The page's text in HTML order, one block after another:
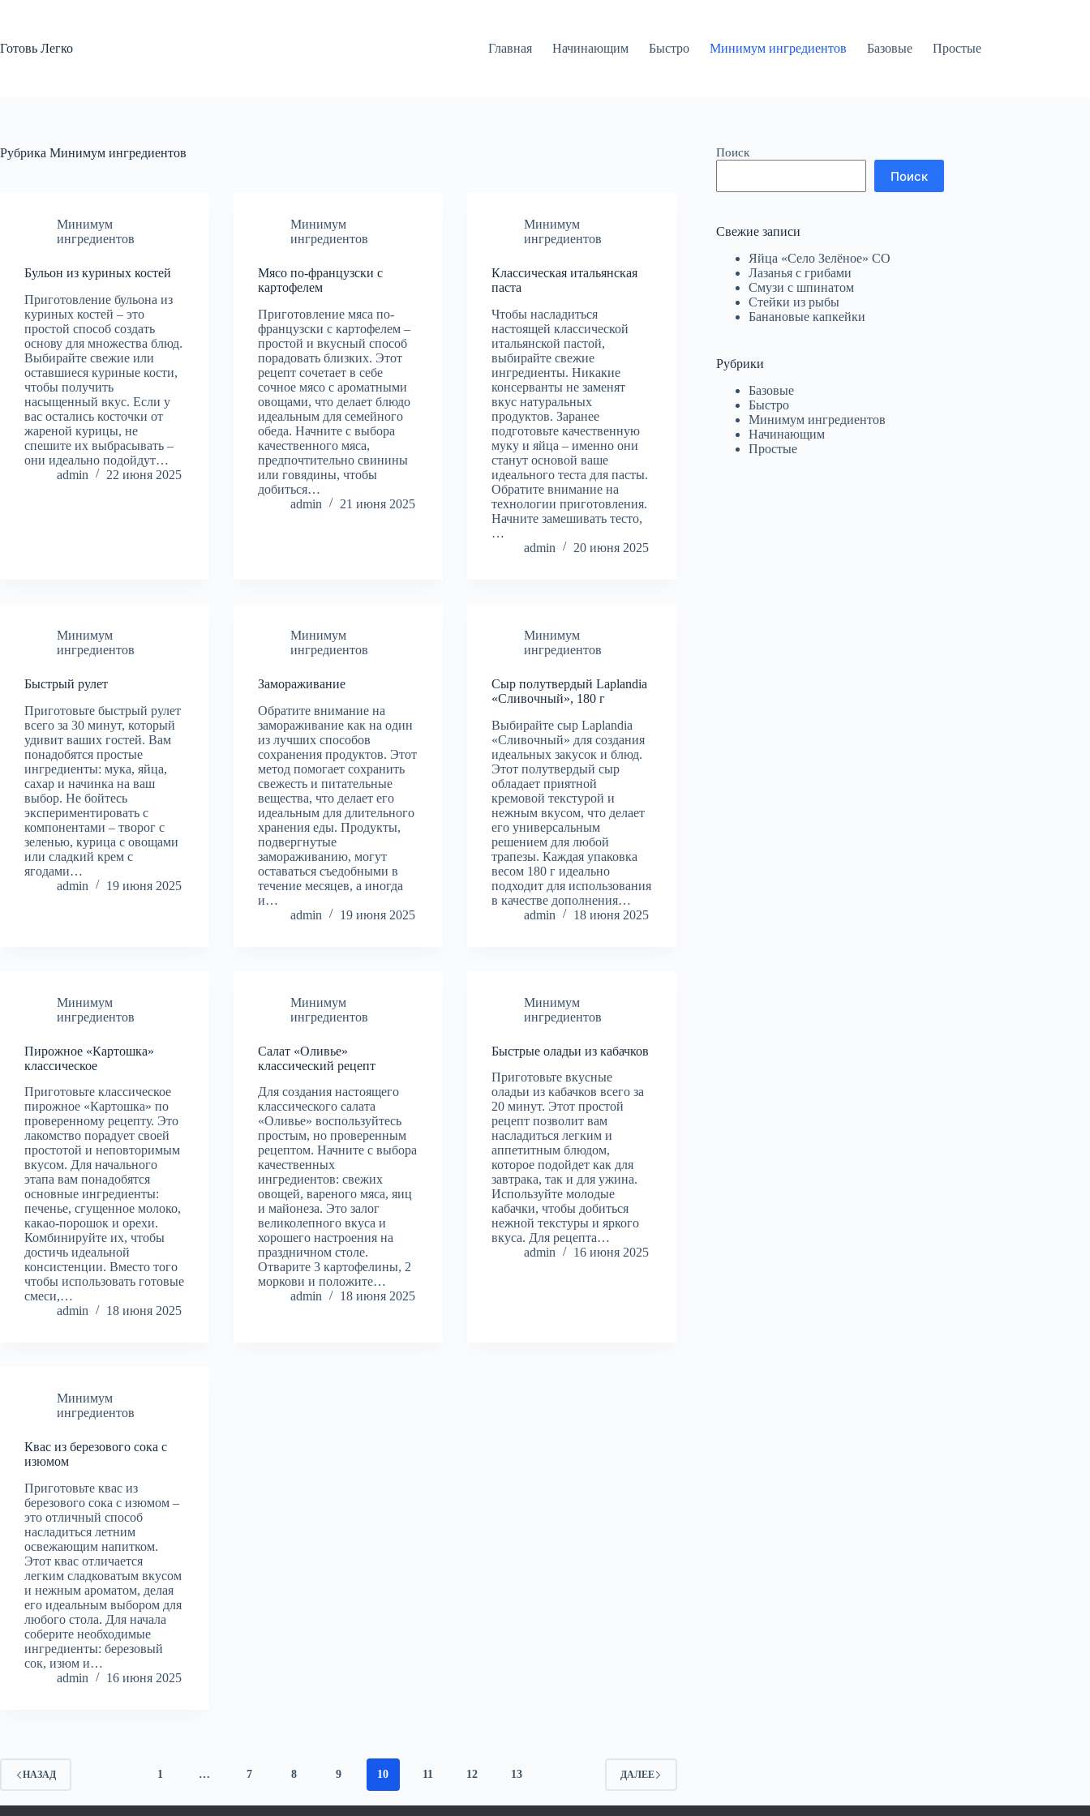
Готовь Легко
Главная Начинающим Быстро Минимум ингредиентов Базовые Простые
Рубрика Минимум ингредиентов
Минимум
ингредиентов
Бульон из куриных костей
Приготовление бульона из
куриных костей – это
простой способ создать
основу для множества блюд.
Выбирайте свежие или
оставшиеся куриные кости,
чтобы получить
насыщенный вкус. Если у
вас остались косточки от
жареной курицы, не
спешите их выбрасывать –
они идеально подойдут…
admin
22 июня 2025
Минимум
ингредиентов
Мясо по-французски с
картофелем
Приготовление мяса по-
французски с картофелем –
простой и вкусный способ
порадовать близких. Этот
рецепт сочетает в себе
сочное мясо с ароматными
овощами, что делает блюдо
идеальным для семейного
обеда. Начните с выбора
качественного мяса,
предпочтительно свинины
или говядины, чтобы
добиться…
admin
21 июня 2025
Минимум
ингредиентов
Классическая итальянская
паста
Чтобы насладиться
настоящей классической
итальянской пастой,
выбирайте свежие
ингредиенты. Никакие
консерванты не заменят
вкус натуральных
продуктов. Заранее
подготовьте качественную
муку и яйца – именно они
станут основой ваше
идеального теста для пасты.
Обратите внимание на
технологии приготовления.
Начните замешивать тесто,
…
admin
20 июня 2025
Минимум
ингредиентов
Быстрый рулет
Приготовьте быстрый рулет
всего за 30 минут, который
удивит ваших гостей. Вам
понадобятся простые
ингредиенты: мука, яйца,
сахар и начинка на ваш
выбор. Не бойтесь
экспериментировать с
компонентами – творог с
зеленью, курица с овощами
или сладкий крем с
ягодами…
admin
19 июня 2025
Минимум
ингредиентов
Замораживание
Обратите внимание на
замораживание как на один
из лучших способов
сохранения продуктов. Этот
метод помогает сохранить
свежесть и питательные
вещества, что делает его
идеальным для длительного
хранения еды. Продукты,
подвергнутые
замораживанию, могут
оставаться съедобными в
течение месяцев, а иногда
и…
admin
19 июня 2025
Минимум
ингредиентов
Сыр полутвердый Laplandia
«Сливочный», 180 г
Выбирайте сыр Laplandia
«Сливочный» для создания
идеальных закусок и блюд.
Этот полутвердый сыр
обладает приятной
кремовой текстурой и
нежным вкусом, что делает
его универсальным
решением для любой
трапезы. Каждая упаковка
весом 180 г идеально
подходит для использования
в качестве дополнения…
admin
18 июня 2025
Минимум
ингредиентов
Пирожное «Картошка»
классическое
Приготовьте классическое
пирожное «Картошка» по
проверенному рецепту. Это
лакомство порадует своей
простотой и неповторимым
вкусом. Для начального
этапа вам понадобятся
основные ингредиенты:
печенье, сгущенное молоко,
какао-порошок и орехи.
Комбинируйте их, чтобы
достичь идеальной
консистенции. Вместо того
чтобы использовать готовые
смеси,…
admin
18 июня 2025
Минимум
ингредиентов
Салат «Оливье»
классический рецепт
Для создания настоящего
классического салата
«Оливье» воспользуйтесь
простым, но проверенным
рецептом. Начните с выбора
качественных
ингредиентов: свежих
овощей, вареного мяса, яиц
и майонеза. Это залог
великолепного вкуса и
хорошего настроения на
праздничном столе.
Отварите 3 картофелины, 2
моркови и положите…
admin
18 июня 2025
Минимум
ингредиентов
Быстрые оладьи из кабачков
Приготовьте вкусные
оладьи из кабачков всего за
20 минут. Этот простой
рецепт позволит вам
насладиться легким и
аппетитным блюдом,
которое подойдет как для
завтрака, так и для ужина.
Используйте молодые
кабачки, чтобы добиться
нежной текстуры и яркого
вкуса. Для рецепта…
admin
16 июня 2025
Минимум
ингредиентов
Квас из березового сока с
изюмом
Приготовьте квас из
березового сока с изюмом –
это отличный способ
насладиться летним
освежающим напитком.
Этот квас отличается
легким сладковатым вкусом
и нежным ароматом, делая
его идеальным выбором для
любого стола. Для начала
соберите необходимые
ингредиенты: березовый
сок, изюм и…
admin
16 июня 2025
НАЗАД 1 … 7 8 9 10 11 12 13 ДАЛЕЕ
Поиск
Поиск
Свежие записи
Яйца «Село Зелёное» СО
Лазанья с грибами
Смузи с шпинатом
Стейки из рыбы
Банановые капкейки
Рубрики
Базовые
Быстро
Минимум ингредиентов
Начинающим
Простые